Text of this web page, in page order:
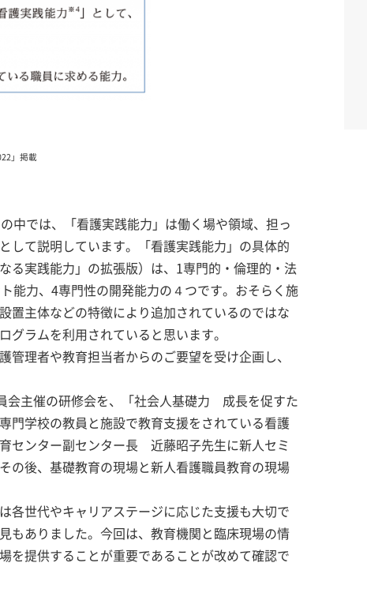
」掲載
中では、「看護実践能力」は働く場や領域、担っ
して説明しています。「看護実践能力」の具体的
る実践能力」の拡張版）は、1専門的・倫理的・法
力、4専門性の開発能力の４つです。おそらく施
置主体などの特徴により追加されているのではな
ラムを利用されていると思います。
理者や教育担当者からのご要望を受け企画し、
会主催の研修会を、「社会人基礎力 成長を促すた
門学校の教員と施設で教育支援をされている看護
センター副センター長 近藤昭子先生に新人セミ
の後、基礎教育の現場と新人看護職員教育の現場
各世代やキャリアステージに応じた支援も大切で
もありました。今回は、教育機関と臨床現場の情
を提供することが重要であることが改めて確認で